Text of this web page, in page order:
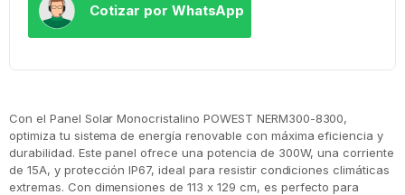
Cotizar por WhatsApp
Con el Panel Solar Monocristalino POWEST NERM300-8300,
optimiza tu sistema de energía renovable con máxima eficiencia y
durabilidad. Este panel ofrece una potencia de 300W, una corriente
de 15A, y protección IP67, ideal para resistir condiciones climáticas
extremas. Con dimensiones de 113 x 129 cm, es perfecto para